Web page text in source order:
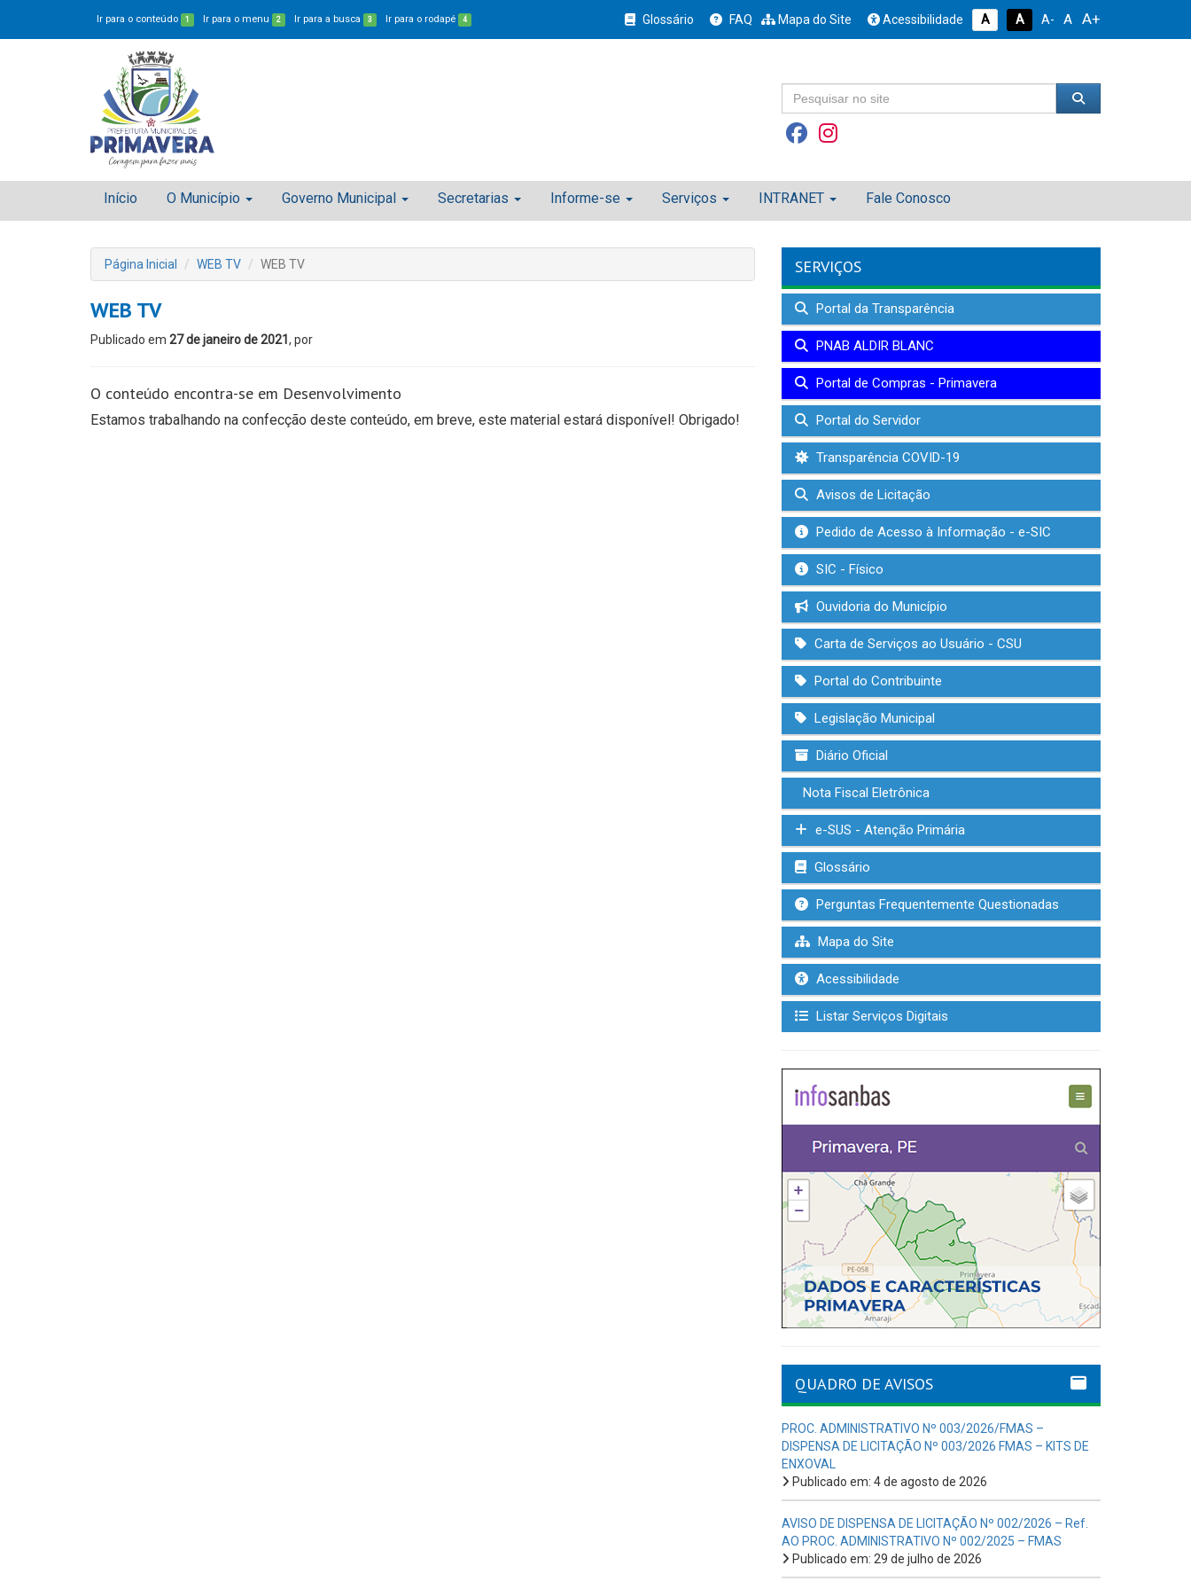
Ir para o conteúdo 1 Ir para o menu 2 Ir para a busca 3 Ir para o rodapé 4 Glossário FAQ Mapa do Site Acessibilidade A A A- A A+
Início O Município Governo Municipal Secretarias Informe-se Serviços INTRANET Fale Conosco
Página Inicial WEB TV WEB TV
WEB TV
Publicado em 27 de janeiro de 2021 , por
O conteúdo encontra-se em Desenvolvimento
Estamos trabalhando na confecção deste conteúdo, em breve, este material estará disponível! Obrigado!
SERVIÇOS
Portal da Transparência
PNAB ALDIR BLANC
Portal de Compras - Primavera
Portal do Servidor
Transparência COVID-19
Avisos de Licitação
Pedido de Acesso à Informação - e-SIC
SIC - Físico
Ouvidoria do Município
Carta de Serviços ao Usuário - CSU
Portal do Contribuinte
Legislação Municipal
Diário Oficial
Nota Fiscal Eletrônica
e-SUS - Atenção Primária
Glossário
Perguntas Frequentemente Questionadas
Mapa do Site
Acessibilidade
Listar Serviços Digitais
QUADRO DE AVISOS
PROC. ADMINISTRATIVO Nº 003/2026/FMAS –
DISPENSA DE LICITAÇÃO Nº 003/2026 FMAS – KITS DE
ENXOVAL
Publicado em: 4 de agosto de 2026
AVISO DE DISPENSA DE LICITAÇÃO Nº 002/2026 – Ref.
AO PROC. ADMINISTRATIVO Nº 002/2025 – FMAS
Publicado em: 29 de julho de 2026